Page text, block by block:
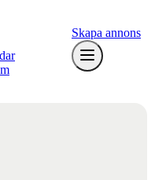
Skapa annons